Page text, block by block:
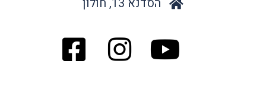
הסדנא 13, חולון